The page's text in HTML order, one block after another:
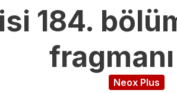
184.
Neox Plus